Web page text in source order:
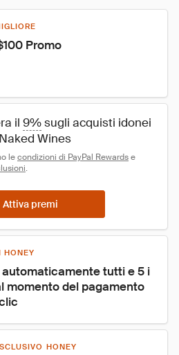
Promo
il 9% sugli acquisti idonei
Wines
le condizioni di PayPal Rewards e
.
Attiva premi
HONEY
tutti e 5 i
momento del pagamento
HONEY